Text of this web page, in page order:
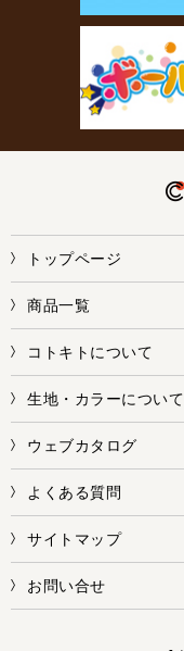
トップページ
商品一覧
コトキトについて
生地・カラーについて
ウェブカタログ
よくある質問
サイトマップ
お問い合せ